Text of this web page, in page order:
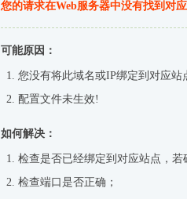
您的请求在Web服务器中没有找到对
可能原因：
您没有将此域名或IP绑定到对应站
配置文件未生效!
如何解决：
检查是否已经绑定到对应站点，
检查端口是否正确；